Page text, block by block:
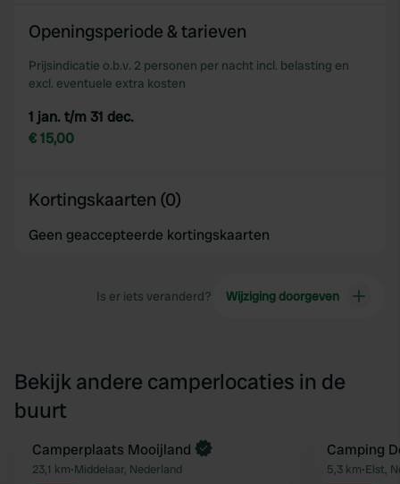
Openingsperiode & tarieven
Prijsindicatie o.b.v. 2 personen per nacht incl. belasting en
excl. eventuele extra kosten
1 jan. t/m 31 dec.
€ 15,00
Kortingskaarten (0)
Geen geaccepteerde kortingskaarten
Is er iets veranderd? Wijziging doorgeven
Bekijk andere camperlocaties in de
buurt
Favoriet
Boek direct
Camperplaats Mooijland
23,1 km•Middelaar, Nederland
Camping
5,3 km•Elst,